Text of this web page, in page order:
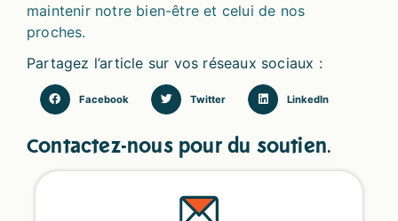
maintenir notre bien-être et celui de nos
proches.
Partagez l’article sur vos réseaux sociaux :
Facebook Twitter LinkedIn
Contactez-nous pour du soutien.